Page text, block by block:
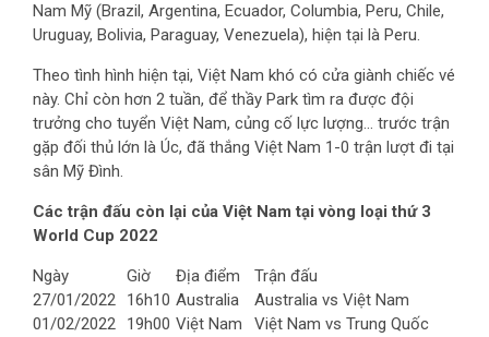
Nam Mỹ (Brazil, Argentina, Ecuador, Columbia, Peru, Chile,
Uruguay, Bolivia, Paraguay, Venezuela), hiện tại là Peru.
Theo tình hình hiện tại, Việt Nam khó có cửa giành chiếc vé
này. Chỉ còn hơn 2 tuần, để thầy Park tìm ra được đội
trưởng cho tuyển Việt Nam, củng cố lực lượng… trước trận
gặp đối thủ lớn là Úc, đã thắng Việt Nam 1-0 trận lượt đi tại
sân Mỹ Đình.
Các trận đấu còn lại của Việt Nam tại vòng loại thứ 3
World Cup 2022
Ngày Giờ Địa điểm
Trận đấu
27/01/2022
16h10 Australia
Australia vs Việt Nam
01/02/2022
19h00 Việt Nam
Việt Nam vs Trung Quốc